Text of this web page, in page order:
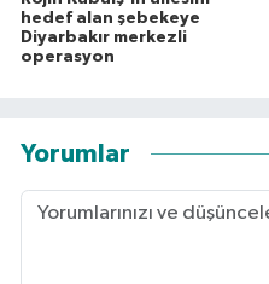
hedef alan şebekeye
Diyarbakır merkezli
operasyon
Yorumlar